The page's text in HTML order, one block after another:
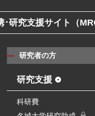
究支援サイト（
研究者の方
研究支援
科研費